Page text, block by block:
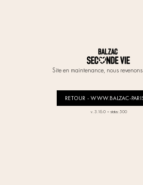
Site en maintenance, nous revenons
RETOUR - WWW.BALZAC-
v. 3.16.0- status: 500